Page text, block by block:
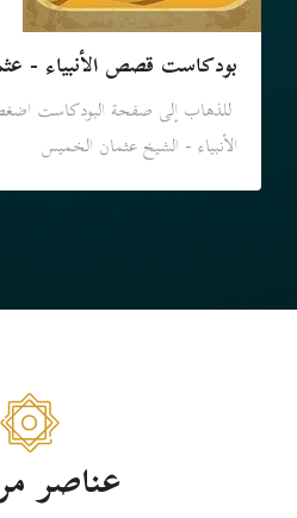
بودكاست قصص الأنبياء -
للذهاب إلى صفحة البودكاست
الأنبياء - الشيخ عثمان الخميس
عناصر